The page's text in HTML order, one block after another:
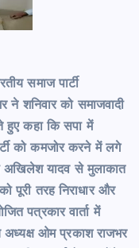
समाज पार्टी
ने शनिवार को समाजवादी
हुए कहा कि सपा में
को कमजोर करने में लगे
अखिलेश यादव से मुलाकात
पूरी तरह निराधार और
पत्रकार वार्ता में
अध्यक्ष ओम प्रकाश राजभर